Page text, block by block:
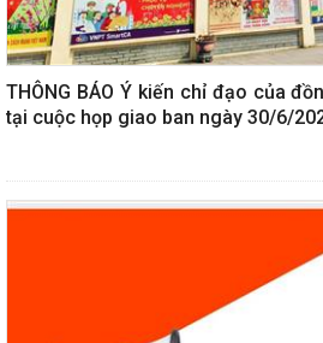
THÔNG BÁO Ý kiến chỉ đạo của
tại cuộc họp giao ban ngày 30/6/